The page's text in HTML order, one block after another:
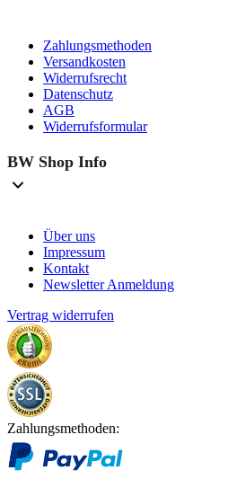
Zahlungsmethoden
Versandkosten
Widerrufsrecht
Datenschutz
AGB
Widerrufsformular
BW Shop Info
Über uns
Impressum
Kontakt
Newsletter Anmeldung
Vertrag widerrufen
Zahlungsmethoden: